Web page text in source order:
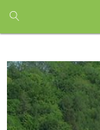
month
free